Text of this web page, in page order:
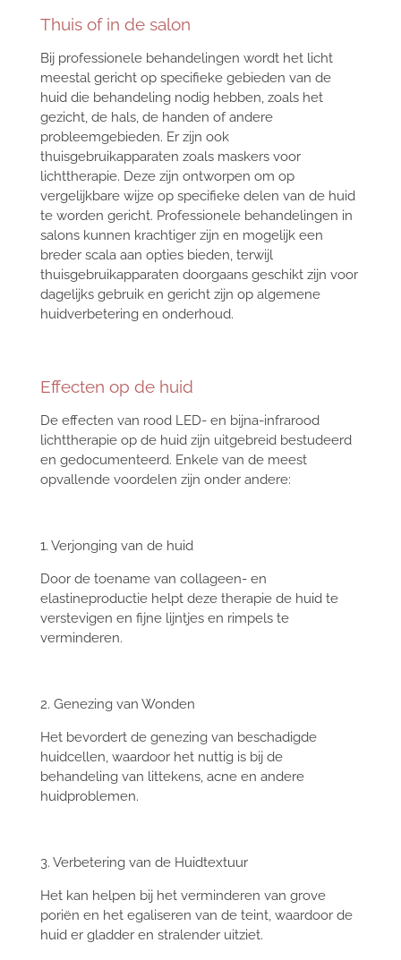
Thuis of in de salon
Bij professionele behandelingen wordt het licht
meestal gericht op specifieke gebieden van de
huid die behandeling nodig hebben, zoals het
gezicht, de hals, de handen of andere
probleemgebieden. Er zijn ook
thuisgebruikapparaten zoals maskers voor
lichttherapie. Deze zijn ontworpen om op
vergelijkbare wijze op specifieke delen van de huid
te worden gericht. Professionele behandelingen in
salons kunnen krachtiger zijn en mogelijk een
breder scala aan opties bieden, terwijl
thuisgebruikapparaten doorgaans geschikt zijn voor
dagelijks gebruik en gericht zijn op algemene
huidverbetering en onderhoud.
Effecten op de huid
De effecten van rood LED- en bijna-infrarood
lichttherapie op de huid zijn uitgebreid bestudeerd
en gedocumenteerd. Enkele van de meest
opvallende voordelen zijn onder andere:
1. Verjonging van de huid
Door de toename van collageen- en
elastineproductie helpt deze therapie de huid te
verstevigen en fijne lijntjes en rimpels te
verminderen.
2. Genezing van Wonden
Het bevordert de genezing van beschadigde
huidcellen, waardoor het nuttig is bij de
behandeling van littekens, acne en andere
huidproblemen.
3. Verbetering van de Huidtextuur
Het kan helpen bij het verminderen van grove
poriën en het egaliseren van de teint, waardoor de
huid er gladder en stralender uitziet.